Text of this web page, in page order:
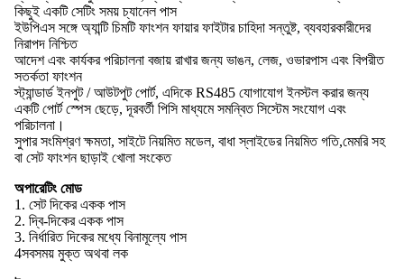
কিছুই একটি সেটিং সময় চ্যানেল পাস
ইউপিএস সঙ্গে অ্যান্টি চিমটি ফাংশন ফায়ার ফাইটার চাহিদা সন্তুষ্ট, ব্যবহারকারীদের
নিরাপদ নিশ্চিত
আদেশ এবং কার্যকর পরিচালনা বজায় রাখার জন্য ভাঙন, লেজ, ওভারপাস এবং বিপরীত
সতর্কতা ফাংশন
স্ট্যান্ডার্ড ইনপুট / আউটপুট পোর্ট, এদিকে RS485 যোগাযোগ ইনস্টল করার জন্য
একটি পোর্ট স্পেস ছেড়ে, দূরবর্তী পিসি মাধ্যমে সমন্বিত সিস্টেম সংযোগ এবং
পরিচালনা।
সুপার সংমিশ্রণ ক্ষমতা, সাইটে নিয়মিত মডেল, বাধা স্লাইডের নিয়মিত গতি,মেমরি সহ
বা সেট ফাংশন ছাড়াই খোলা সংকেত
অপারেটিং মোড
1. সেট দিকের একক পাস
2. দ্বি-দিকের একক পাস
3. নির্ধারিত দিকের মধ্যে বিনামূল্যে পাস
4সবসময় মুক্ত অথবা লক